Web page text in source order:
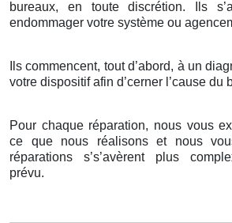
bureaux, en toute discrétion. Ils
endommager votre système ou
Ils commencent, tout d’abord, à un
votre dispositif afin d’cerner l’cause du
Pour chaque réparation, nous vous
ce que nous réalisons et nous
réparations s’s’avèrent plus
prévu.